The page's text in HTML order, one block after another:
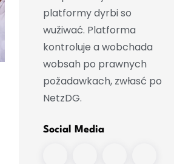
Schulze: Wuchod trjeba
hłós w Berlinje
platformy dyrbi so
wužiwać. Platforma
kontroluje a wobchada
wobsah po prawnych
požadawkach, zwłasć po
NetzDG.
Social Media